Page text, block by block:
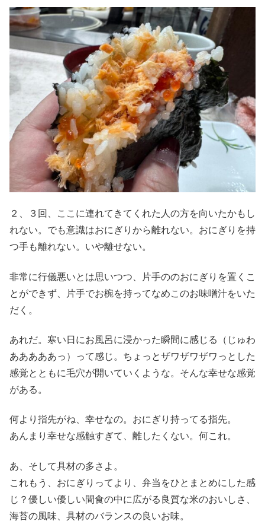
２、３回、ここに連れてきてくれた人の方を向いたかもし
れない。でも意識はおにぎりから離れない。おにぎりを持
つ手も離れない。いや離せない。
非常に行儀悪いとは思いつつ、片手ののおにぎりを置くこ
とができず、片手でお椀を持ってなめこのお味噌汁をいた
だく。
あれだ。寒い日にお風呂に浸かった瞬間に感じる（じゅわ
あああああっ）って感じ。ちょっとザワザワザワっとした
感覚とともに毛穴が開いていくような。そんな幸せな感覚
がある。
何より指先がね、幸せなの。おにぎり持ってる指先。
あんまり幸せな感触すぎて、離したくない。何これ。
あ、そして具材の多さよ。
これもう、おにぎりってより、弁当をひとまとめにした感
じ？優しい優しい間食の中に広がる良質な米のおいしさ、
海苔の風味、具材のバランスの良いお味。